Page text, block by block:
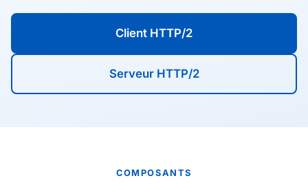
Client HTTP/2
Serveur HTTP/2
COMPOSANTS